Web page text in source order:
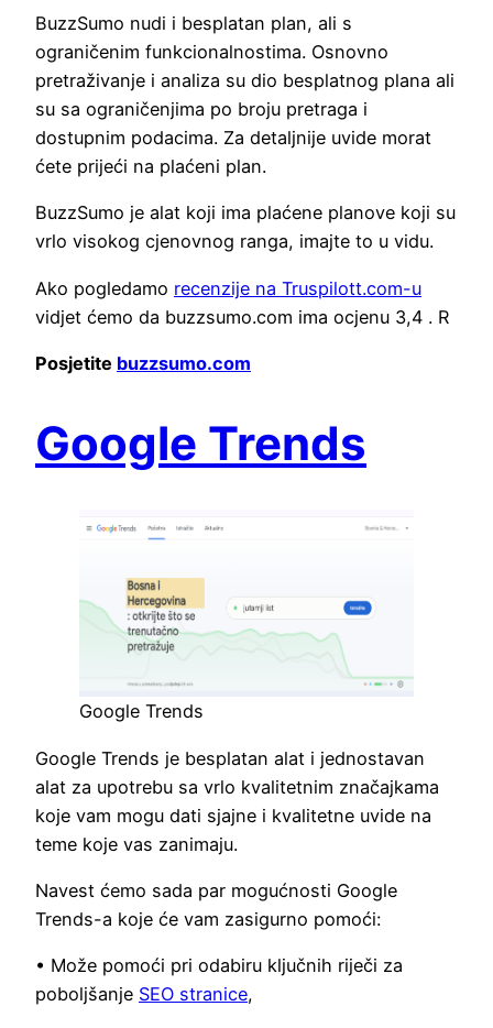
BuzzSumo nudi i besplatan plan, ali s
ograničenim funkcionalnostima. Osnovno
pretraživanje i analiza su dio besplatnog plana ali
su sa ograničenjima po broju pretraga i
dostupnim podacima. Za detaljnije uvide morat
ćete prijeći na plaćeni plan.
BuzzSumo je alat koji ima plaćene planove koji su
vrlo visokog cjenovnog ranga, imajte to u vidu.
Ako pogledamo recenzije na Truspilott.com-u
vidjet ćemo da buzzsumo.com ima ocjenu 3,4 . R
Posjetite buzzsumo.com
Google Trends
Google Trends
Google Trends je besplatan alat i jednostavan
alat za upotrebu sa vrlo kvalitetnim značajkama
koje vam mogu dati sjajne i kvalitetne uvide na
teme koje vas zanimaju.
Navest ćemo sada par mogućnosti Google
Trends-a koje će vam zasigurno pomoći:
• Može pomoći pri odabiru ključnih riječi za
poboljšanje SEO stranice,